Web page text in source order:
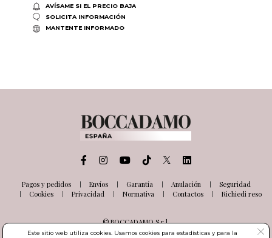
AVÍSAME SI EL PRECIO BAJA
SOLICITA INFORMACIÓN
MANTENTE INFORMADO
Pagos y pedidos Envíos Garantía Anulación
Seguridad
Cookies
Privacidad Normativa Contactos Richiedi reso
© BOCCADAMO S.r.l.
Via delle Industrie, 26
Este sitio web utiliza cookies. Usamos cookies para estadísticas y para la